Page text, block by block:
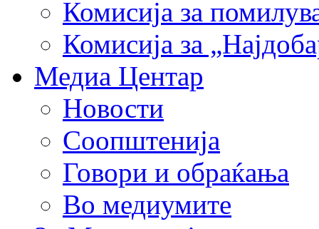
Комисија за
Комисија за
Медиа Центар
Новости
Соопштенија
Говори и обраќања
Во медиумите